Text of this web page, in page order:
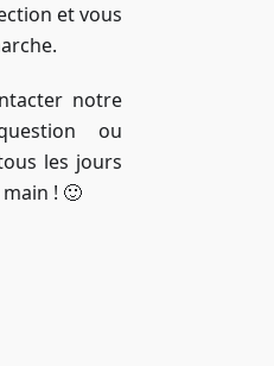
et vous
notre
ou
les jours
! 🙂